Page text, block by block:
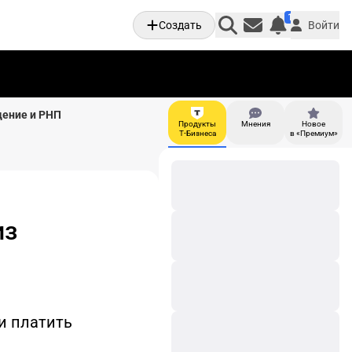
Создать
1
Личные
Войти
и РНП
платить
Продукты
Т-Бизнеса
Мнения
Новое
в «Премиум»